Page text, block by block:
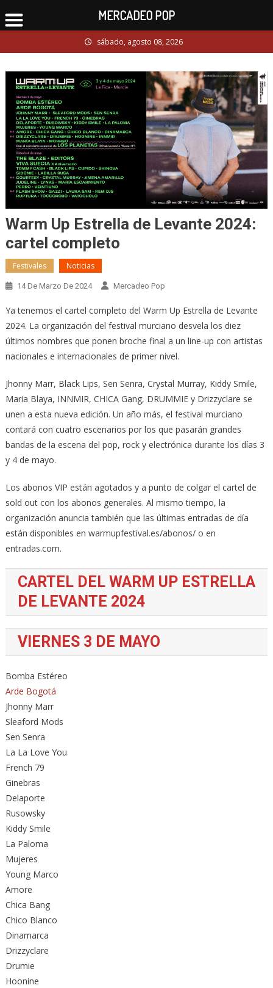
to
sábado, agosto 08, 2026
Warm Up Estrella de Levante 2024:
cartel completo
Festivales Noticias
14 De Marzo De 2024 Mercadeo Pop
Ya tenemos el cartel completo del Warm Up Estrella de Levante
2024. La organización del festival murciano desvela los diez
últimos nombres que ponen broche final a un line-up con artistas
nacionales e internacionales de primer nivel.
Jhonny Marr, Black Lips, Sen Senra, Crystal Murray, Kiddy Smile,
Maria Blaya, INNMIR, CHICA Gang, DRUMMIE y Drizzyclare se
unen a esta nueva edición. Un año más, el festival murciano
contará con cuatro escenarios por los que pasarán grandes
bandas de la escena del pop, rock y electrónica durante los días 3
y 4 de mayo.
Los abonos VIP están agotados y a punto de colgar el cartel de
sold out con los abonos generales. Al mismo tiempo, la
organización anuncia también que las últimas entradas de día
están disponibles en warmupfestival.es/abonos/ o en
entradas.com.
CARTEL DEL WARM UP ESTRELLA
DE LEVANTE 2024
VIERNES 3 DE MAYO
Bomba Estéreo
Arde Bogotá
Jhonny Marr
Sleaford Mods
Sen Senra
La La Love You
French 79
Ginebras
Delaporte
Rusowsky
Kiddy Smile
La Paloma
Mujeres
Young Marco
Amore
Chica Bang
Chico Blanco
Dinamarca
Drizzyclare
Drumie
Hoonine
MERCADEO POP